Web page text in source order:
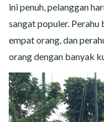
ini penuh, pelanggan
sangat populer.
empat orang, dan
orang dengan banyak